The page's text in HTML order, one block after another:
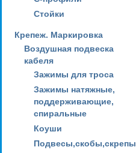
Стойки
Крепеж. Маркировка
Воздушная подвеска
кабеля
Зажимы для троса
Зажимы натяжные,
поддерживающие,
спиральные
Коуши
Подвесы,скобы,скрепы